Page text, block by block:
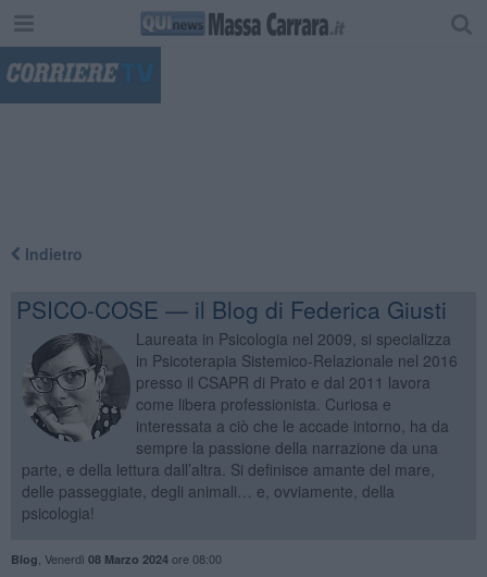
Indietro
PSICO-COSE — il Blog di Federica Giusti
Laureata in Psicologia nel 2009, si specializza
in Psicoterapia Sistemico-Relazionale nel 2016
presso il CSAPR di Prato e dal 2011 lavora
come libera professionista. Curiosa e
interessata a ciò che le accade intorno, ha da
sempre la passione della narrazione da una
parte, e della lettura dall’altra. Si definisce amante del mare,
delle passeggiate, degli animali… e, ovviamente, della
psicologia!
Blog Venerdì 08 Marzo 2024ore 08:00